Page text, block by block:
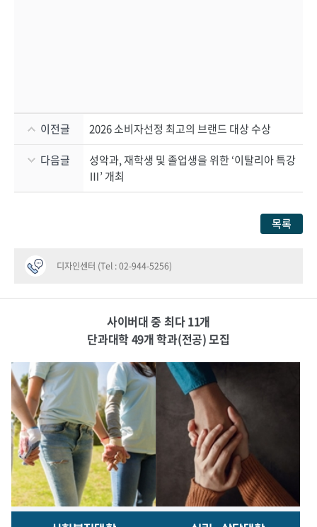
이전글
2026 소비자선정 최고의 브랜드 대상 수상
다음글
성악과, 재학생 및 졸업생을 위한 ‘이탈리아 특강
Ⅲ’ 개최
목록
디자인센터 (Tel : 02-944-5256)
사이버대 중 최다 11개
단과대학 49개 학과(전공) 모집